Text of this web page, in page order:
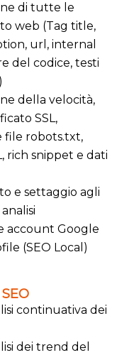
di tutte le
web (Tag title,
url, internal
del codice, testi
della velocità,
SSL,
file robots.txt,
rich snippet e dati
e settaggio agli
account Google
(SEO Local)
continuativa dei
dei trend del